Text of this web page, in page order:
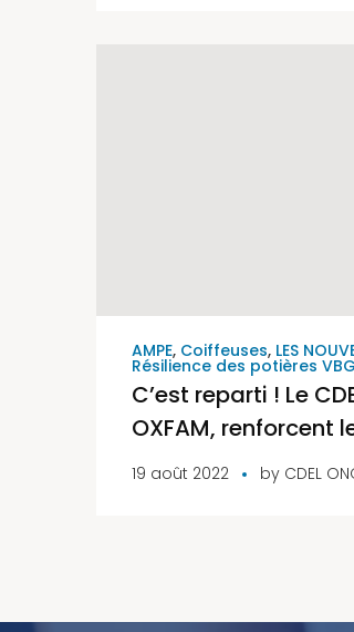
AMPE, Coiffeuses, LES
Résilience des potières VBG
C’est reparti ! Le
OXFAM, renforcent
capacités des
artisanes dans les
19 août 2022 by CDEL